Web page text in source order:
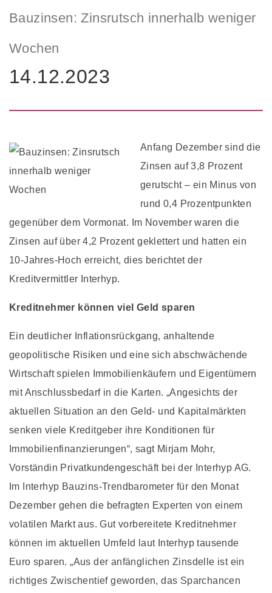
Bauzinsen: Zinsrutsch innerhalb weniger
Wochen
14.12.2023
Anfang Dezember sind die
Zinsen auf 3,8 Prozent
gerutscht – ein Minus von
rund 0,4 Prozentpunkten
gegenüber dem Vormonat. Im November waren die
Zinsen auf über 4,2 Prozent geklettert und hatten ein
10-Jahres-Hoch erreicht, dies berichtet der
Kreditvermittler Interhyp.
Kreditnehmer können viel Geld sparen
Ein deutlicher Inflationsrückgang, anhaltende
geopolitische Risiken und eine sich abschwächende
Wirtschaft spielen Immobilienkäufern und Eigentümern
mit Anschlussbedarf in die Karten. „Angesichts der
aktuellen Situation an den Geld- und Kapitalmärkten
senken viele Kreditgeber ihre Konditionen für
Immobilienfinanzierungen“, sagt Mirjam Mohr,
Vorständin Privatkundengeschäft bei der Interhyp AG.
Im Interhyp Bauzins-Trendbarometer für den Monat
Dezember gehen die befragten Experten von einem
volatilen Markt aus. Gut vorbereitete Kreditnehmer
können im aktuellen Umfeld laut Interhyp tausende
Euro sparen. „Aus der anfänglichen Zinsdelle ist ein
richtiges Zwischentief geworden, das Sparchancen